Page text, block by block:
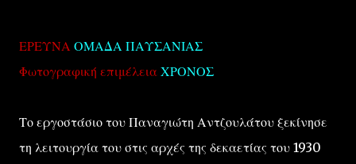
ΕΡΕΥΝΑ ΟΜΑΔΑ ΠΑΥΣΑΝΙΑΣ
Φωτογραφική επιμέλεια ΧΡΟΝΟΣ
Το εργοστάσιο του Παναγιώτη Αντζουλάτου ξεκίνησε
τη λειτουργία του στις αρχές της δεκαετίας του 1930